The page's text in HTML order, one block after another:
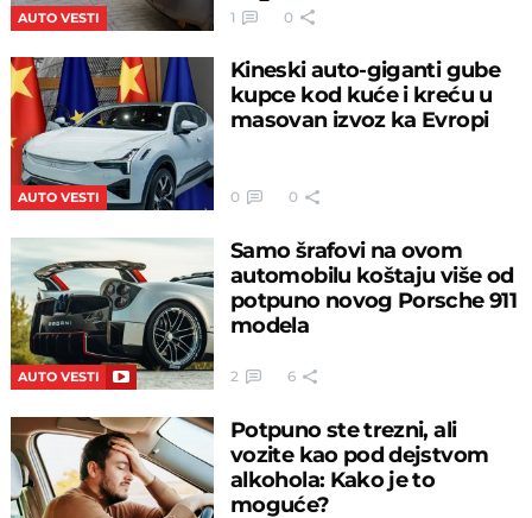
AUTO VESTI 1 0
AUTO VESTI
Kineski auto-giganti gube
kupce kod kuće i kreću u
masovan izvoz ka Evropi
0 0
AUTO VESTI
Samo šrafovi na ovom
automobilu koštaju više od
potpuno novog Porsche 911
modela
2 6
Potpuno ste trezni, ali
vozite kao pod dejstvom
alkohola: Kako je to
moguće?